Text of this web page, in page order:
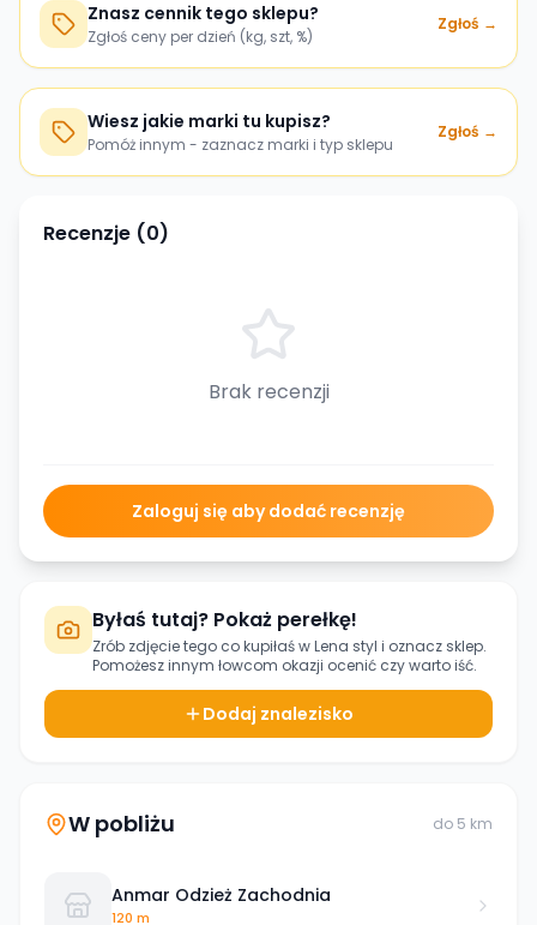
Znasz cennik tego sklepu?
Zgłoś ceny per dzień (kg, szt, %)
Zgłoś →
Wiesz jakie marki tu kupisz?
Pomóż innym - zaznacz marki i typ sklepu
Zgłoś →
Recenzje (0)
Brak recenzji
Zaloguj się aby dodać recenzję
Byłaś tutaj? Pokaż perełkę!
Zrób zdjęcie tego co kupiłaś wLena styl i oznacz sklep.
Pomożesz innym łowcom okazji ocenić czy warto iść.
Dodaj znalezisko
W pobliżu do 5 km
Anmar Odzież Zachodnia
120 m